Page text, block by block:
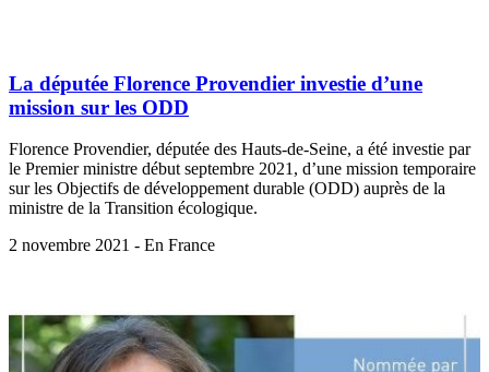
La députée Florence Provendier investie d’une
mission sur les ODD
Florence Provendier, députée des Hauts-de-Seine, a été investie par
le Premier ministre début septembre 2021, d’une mission temporaire
sur les Objectifs de développement durable (ODD) auprès de la
ministre de la Transition écologique.
2 novembre 2021 - En France